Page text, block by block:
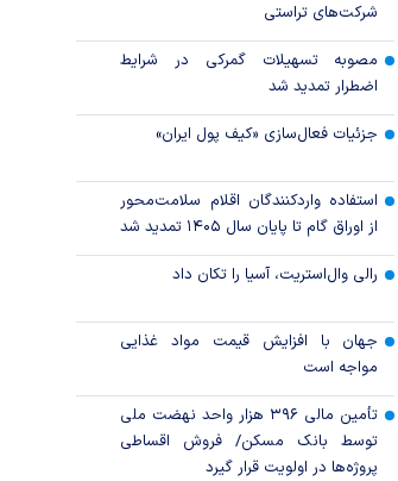
شرکت‌های تراستی
مصوبه تسهیلات گمرکی در شرایط
اضطرار تمدید شد
جزئیات فعال‌سازی «کیف پول ایران»
استفاده واردکنندگان اقلام سلامت‌محور
از اوراق گام تا پایان سال ۱۴۰۵ تمدید شد
رالی وال‌استریت، آسیا را تکان داد
جهان با افزایش قیمت مواد غذایی
مواجه است
تأمین مالی ۳۹۶ هزار واحد نهضت ملی
توسط بانک مسکن/ فروش اقساطی
پروژه‌ها در اولویت قرار گیرد